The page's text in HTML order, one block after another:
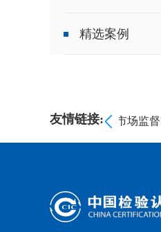
精选案例
友情链接:
海关总署 国家市场监督